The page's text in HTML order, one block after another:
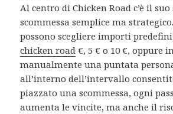
Al centro di Chicken Road c’è il
scommessa semplice ma
possono scegliere importi
chicken road €, 5 € o 10 €, oppure
manualmente una puntata
all’interno dell’intervallo
piazzato una scommessa, ogni
aumenta le vincite, ma anche il